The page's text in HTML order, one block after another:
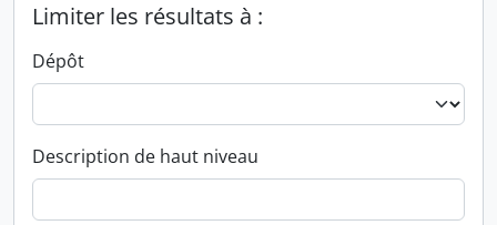
Limiter les résultats à :
Dépôt
Description de haut niveau